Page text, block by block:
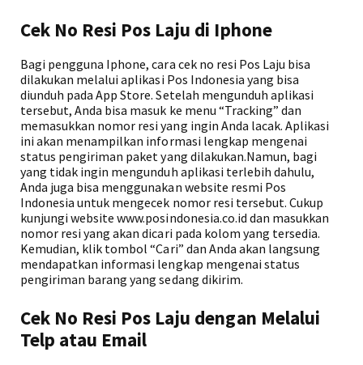
Cek No Resi Pos Laju di Iphone
Bagi pengguna Iphone, cara cek no resi Pos Laju bisa
dilakukan melalui aplikasi Pos Indonesia yang bisa
diunduh pada App Store. Setelah mengunduh aplikasi
tersebut, Anda bisa masuk ke menu “Tracking” dan
memasukkan nomor resi yang ingin Anda lacak. Aplikasi
ini akan menampilkan informasi lengkap mengenai
status pengiriman paket yang dilakukan.Namun, bagi
yang tidak ingin mengunduh aplikasi terlebih dahulu,
Anda juga bisa menggunakan website resmi Pos
Indonesia untuk mengecek nomor resi tersebut. Cukup
kunjungi website www.posindonesia.co.id dan masukkan
nomor resi yang akan dicari pada kolom yang tersedia.
Kemudian, klik tombol “Cari” dan Anda akan langsung
mendapatkan informasi lengkap mengenai status
pengiriman barang yang sedang dikirim.
Cek No Resi Pos Laju dengan Melalui
Telp atau Email